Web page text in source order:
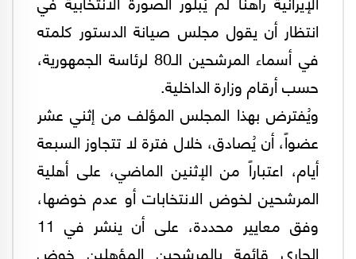
انتظار أن يقول مجلس صيانة الدستور كلمته
في أسماء المرشحين الـ80 لرئاسة الجمهورية،
حسب أرقام وزارة الداخلية.
ويُفترض بهذا المجلس المؤلف من إثني عشر
عضواً، أن يُصادق، خلال فترة لا تتجاوز السبعة
أيام، اعتباراً من الإثنين الماضي، على أهلية
المرشحين لخوض الانتخابات أو عدم خوضها،
وفق معايير محددة، على أن ينشر في 11
الجاري قائمة بالمرشحين المؤهلين خوض